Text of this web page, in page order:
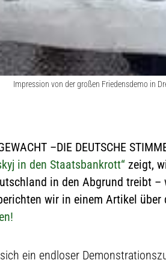
Impression von der großen Friedensdemo in
–DIE DEUTSCHE
in den Staatsbankrott“zeigt,
in den Abgrund treibt
wir in einem Artikel über
ein endloser